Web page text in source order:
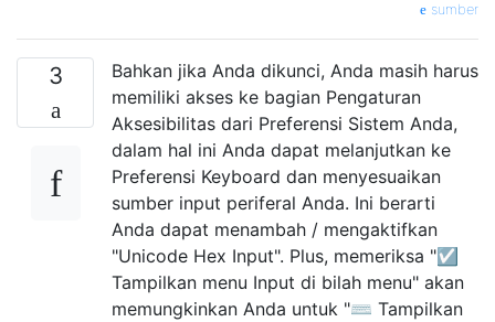
sumber
3
Bahkan jika Anda dikunci, Anda masih harus
memiliki akses ke bagian Pengaturan
Aksesibilitas dari Preferensi Sistem Anda,
dalam hal ini Anda dapat melanjutkan ke
Preferensi Keyboard dan menyesuaikan
sumber input periferal Anda. Ini berarti
Anda dapat menambah / mengaktifkan
"Unicode Hex Input". Plus, memeriksa "☑︎
Tampilkan menu Input di bilah menu" akan
memungkinkan Anda untuk "⌨ Tampilkan